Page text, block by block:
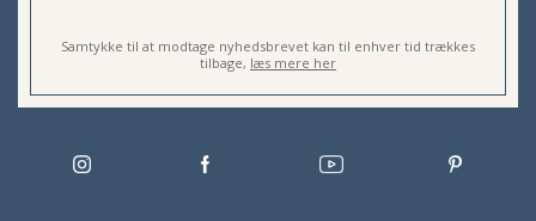
Samtykke til at modtage nyhedsbrevet kan til enhver tid trækkes
tilbage, læs mere her